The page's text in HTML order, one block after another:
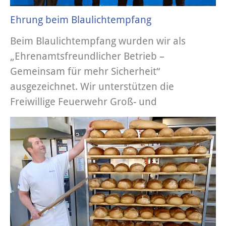
Ehrung beim Blaulichtempfang
Beim Blaulichtempfang wurden wir als
„Ehrenamtsfreundlicher Betrieb –
Gemeinsam für mehr Sicherheit“
ausgezeichnet. Wir unterstützen die
Freiwillige Feuerwehr Groß- und